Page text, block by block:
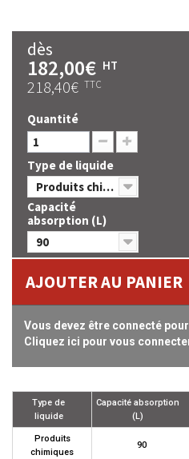
dès
182,00€ HT
218,40€ TTC
Quantité
Type de liquide
Produits chimiques
Capacité
absorption (L)
90
AJOUTER AU PANIER
Vous devez être connecté
Cliquez ici pour vous
Type de
liquide
Capacité absorption
(L)
Produits
chimiques
90